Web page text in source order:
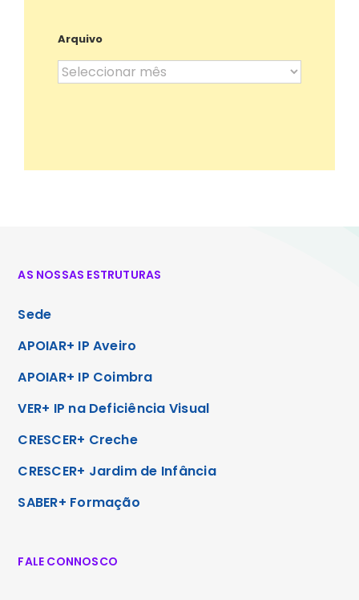
Arquivo
Arquivo
AS NOSSAS ESTRUTURAS
Sede
APOIAR+ IP Aveiro
APOIAR+ IP Coimbra
VER+ IP na Deficiência Visual
CRESCER+ Creche
CRESCER+ Jardim de Infância
SABER+ Formação
FALE CONNOSCO